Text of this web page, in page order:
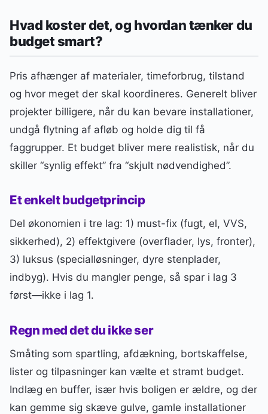
Hvad koster det, og hvordan tænker du
budget smart?
Pris afhænger af materialer, timeforbrug, tilstand
og hvor meget der skal koordineres. Generelt bliver
projekter billigere, når du kan bevare installationer,
undgå flytning af afløb og holde dig til få
faggrupper. Et budget bliver mere realistisk, når du
skiller “synlig effekt” fra “skjult nødvendighed”.
Et enkelt budgetprincip
Del økonomien i tre lag: 1) must-fix (fugt, el, VVS,
sikkerhed), 2) effektgivere (overflader, lys, fronter),
3) luksus (specialløsninger, dyre stenplader,
indbyg). Hvis du mangler penge, så spar i lag 3
først—ikke i lag 1.
Regn med det du ikke ser
Småting som spartling, afdækning, bortskaffelse,
lister og tilpasninger kan vælte et stramt budget.
Indlæg en buffer, især hvis boligen er ældre, og der
kan gemme sig skæve gulve, gamle installationer